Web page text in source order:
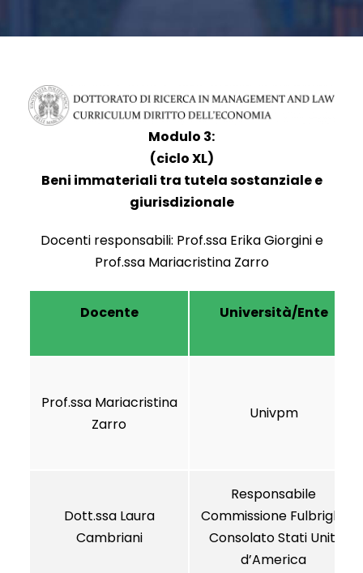
Modulo 3:
(ciclo XL)
Beni immateriali tra tutela sostanziale e
giurisdizionale
Docenti responsabili: Prof.ssa Erika Giorgini e
Prof.ssa Mariacristina Zarro
Docente Università/Ente
Prof.ssa Mariacristina
Zarro
Univpm
Dott.ssa Laura
Cambriani
Responsabile
Commissione Fulbright
Consolato Stati Uniti
d’America